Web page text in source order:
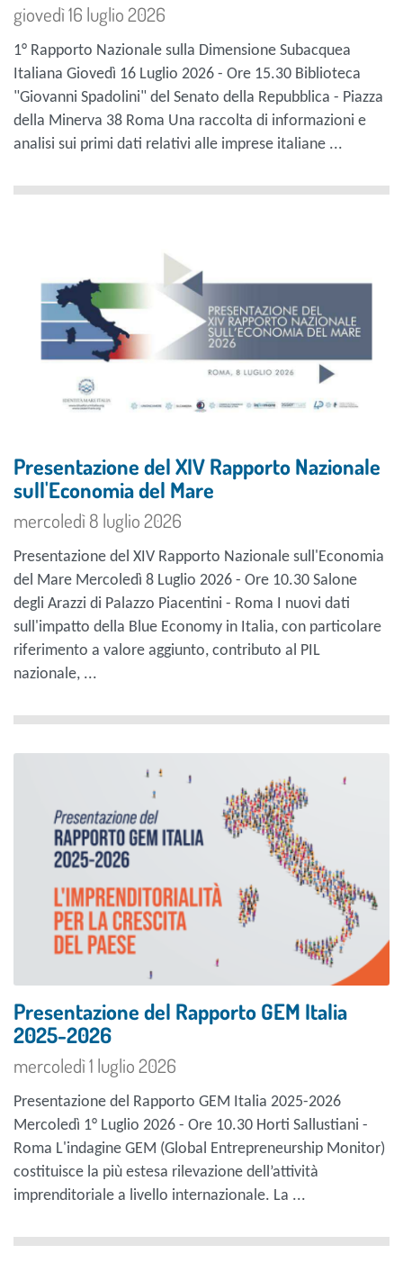
giovedì 16 luglio 2026
1° Rapporto Nazionale sulla Dimensione Subacquea
Italiana Giovedì 16 Luglio 2026 - Ore 15.30 Biblioteca
"Giovanni Spadolini" del Senato della Repubblica - Piazza
della Minerva 38 Roma Una raccolta di informazioni e
analisi sui primi dati relativi alle imprese italiane ...
Presentazione del XIV Rapporto Nazionale
sull'Economia del Mare
mercoledì 8 luglio 2026
Presentazione del XIV Rapporto Nazionale sull'Economia
del Mare Mercoledì 8 Luglio 2026 - Ore 10.30 Salone
degli Arazzi di Palazzo Piacentini - Roma I nuovi dati
sull'impatto della Blue Economy in Italia, con particolare
riferimento a valore aggiunto, contributo al PIL
nazionale, ...
Presentazione del Rapporto GEM Italia
2025-2026
mercoledì 1 luglio 2026
Presentazione del Rapporto GEM Italia 2025-2026
Mercoledì 1° Luglio 2026 - Ore 10.30 Horti Sallustiani -
Roma L'indagine GEM (Global Entrepreneurship Monitor)
costituisce la più estesa rilevazione dell’attività
imprenditoriale a livello internazionale. La ...